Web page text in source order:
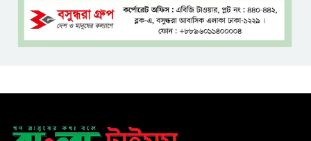
ফিরতে পারবেন?
সঙ্গে বন্ধুত্বপূর্ণ সম্পর্ক সম্ভব নয়: